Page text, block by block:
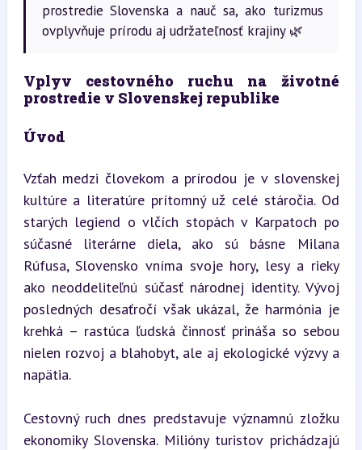
prostredie Slovenska a nauč sa, ako turizmus
ovplyvňuje prírodu aj udržateľnosť krajiny 🌿
Vplyv cestovného ruchu na životné
prostredie v Slovenskej republike
Úvod
Vzťah medzi človekom a prírodou je v slovenskej
kultúre a literatúre prítomný už celé stáročia. Od
starých legiend o vlčích stopách v Karpatoch po
súčasné literárne diela, ako sú básne Milana
Rúfusa, Slovensko vníma svoje hory, lesy a rieky
ako neoddeliteľnú súčasť národnej identity. Vývoj
posledných desaťročí však ukázal, že harmónia je
krehká – rastúca ľudská činnosť prináša so sebou
nielen rozvoj a blahobyt, ale aj ekologické výzvy a
napätia.
Cestovný ruch dnes predstavuje významnú zložku
ekonomiky Slovenska. Milióny turistov prichádzajú